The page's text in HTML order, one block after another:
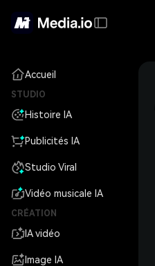
Accueil
STUDIO
Histoire IA
Publicités IA
Studio Viral
Vidéo musicale IA
CRÉATION
IA vidéo
Image IA